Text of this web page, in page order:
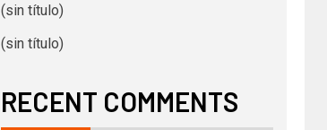
(sin título)
(sin título)
RECENT COMMENTS